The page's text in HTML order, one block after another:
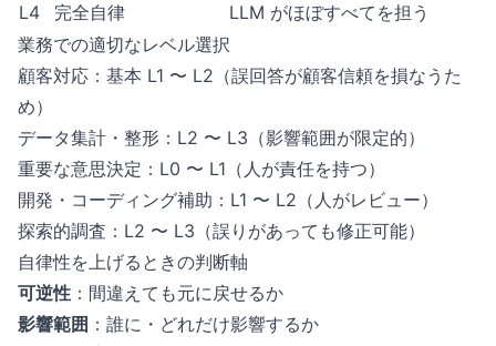
L4
完全自律
LLM がほぼすべてを担う
業務での適切なレベル選択
顧客対応：基本 L1 〜 L2（誤回答が顧客信頼を損なうた
め）
データ集計・整形：L2 〜 L3（影響範囲が限定的）
重要な意思決定：L0 〜 L1（人が責任を持つ）
開発・コーディング補助：L1 〜 L2（人がレビュー）
探索的調査：L2 〜 L3（誤りがあっても修正可能）
自律性を上げるときの判断軸
可逆性 ：間違えても元に戻せるか
影響範囲 ：誰に・どれだけ影響するか